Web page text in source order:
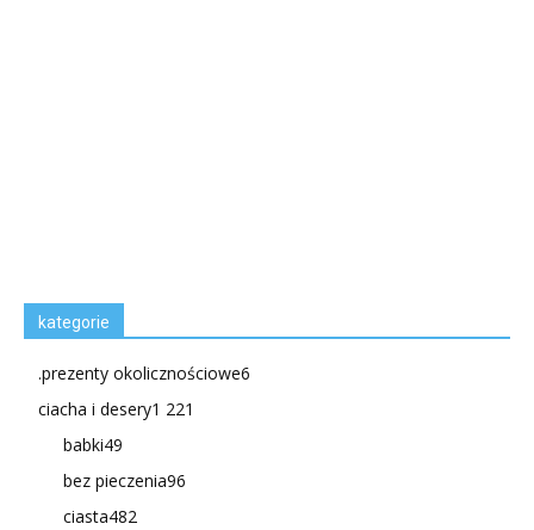
kategorie
.prezenty okolicznościowe6
ciacha i desery1 221
babki49
bez pieczenia96
ciasta482